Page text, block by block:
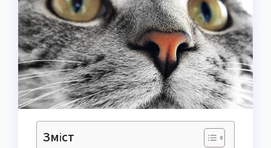
Зміст